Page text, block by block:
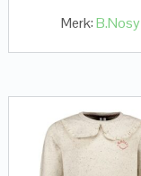
Merk:B.Nosy